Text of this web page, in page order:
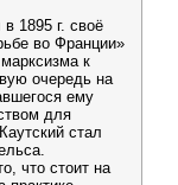
1895 г. своё
во Франции»
к
очередь на
ему
для
стал
что стоит на